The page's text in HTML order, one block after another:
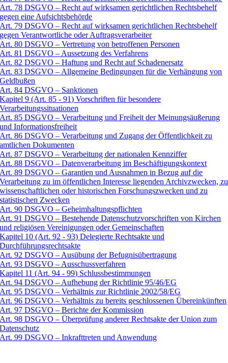
Art. 78 DSGVO – Recht auf wirksamen gerichtlichen Rechtsbehelf
gegen eine Aufsichtsbehörde
Art. 79 DSGVO – Recht auf wirksamen gerichtlichen Rechtsbehelf
gegen Verantwortliche oder Auftragsverarbeiter
Art. 80 DSGVO – Vertretung von betroffenen Personen
Art. 81 DSGVO – Aussetzung des Verfahrens
Art. 82 DSGVO – Haftung und Recht auf Schadenersatz
Art. 83 DSGVO – Allgemeine Bedingungen für die Verhängung von
Geldbußen
Art. 84 DSGVO – Sanktionen
Kapitel 9 (Art. 85 - 91) Vorschriften für besondere
Verarbeitungssituationen
Art. 85 DSGVO – Verarbeitung und Freiheit der Meinungsäußerung
und Informationsfreiheit
Art. 86 DSGVO – Verarbeitung und Zugang der Öffentlichkeit zu
amtlichen Dokumenten
Art. 87 DSGVO – Verarbeitung der nationalen Kennziffer
Art. 88 DSGVO – Datenverarbeitung im Beschäftigungskontext
Art. 89 DSGVO – Garantien und Ausnahmen in Bezug auf die
Verarbeitung zu im öffentlichen Interesse liegenden Archivzwecken, zu
wissenschaftlichen oder historischen Forschungszwecken und zu
statistischen Zwecken
Art. 90 DSGVO – Geheimhaltungspflichten
Art. 91 DSGVO – Bestehende Datenschutzvorschriften von Kirchen
und religiösen Vereinigungen oder Gemeinschaften
Kapitel 10 (Art. 92 - 93) Delegierte Rechtsakte und
Durchführungsrechtsakte
Art. 92 DSGVO – Ausübung der Befugnisübertragung
Art. 93 DSGVO – Ausschussverfahren
Kapitel 11 (Art. 94 - 99) Schlussbestimmungen
Art. 94 DSGVO – Aufhebung der Richtlinie 95/46/EG
Art. 95 DSGVO – Verhältnis zur Richtlinie 2002/58/EG
Art. 96 DSGVO – Verhältnis zu bereits geschlossenen Übereinkünften
Art. 97 DSGVO – Berichte der Kommission
Art. 98 DSGVO – Überprüfung anderer Rechtsakte der Union zum
Datenschutz
Art. 99 DSGVO – Inkrafttreten und Anwendung